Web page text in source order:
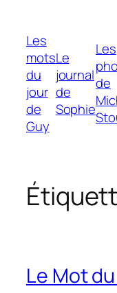
contenu
Les
mots
du
jour
de
Guy
Le
journal
de
Sophie
Les
de
Le Mot